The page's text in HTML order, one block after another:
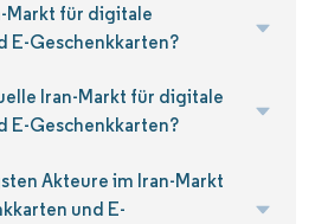
Markt für digitale
E-Geschenkkarten?
Iran-Markt für digitale
E-Geschenkkarten?
Akteure im Iran-Markt
und E-